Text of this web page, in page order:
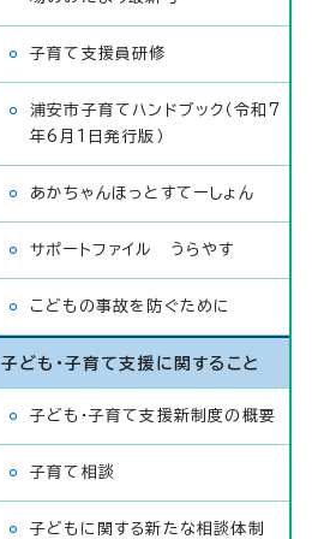
子育て支援員研修
浦安市子育てハンドブック（令和7
年6月1日発行版）
あかちゃんほっとすてーしょん
サポートファイル うらやす
こどもの事故を防ぐために
子ども・子育て支援に関すること
子ども・子育て支援新制度の概要
子育て相談
子どもに関する新たな相談体制